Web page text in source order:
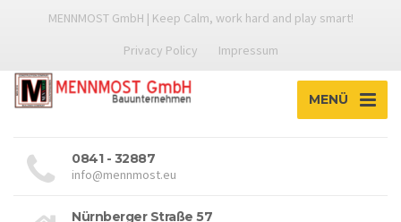
MENNMOST GmbH | Keep Calm, work hard and play smart!
Privacy Policy
Impressum
MENÜ
0841 - 32887
info@mennmost.eu
Nürnberger Straße 57